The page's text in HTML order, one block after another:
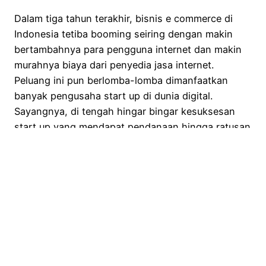
Dalam tiga tahun terakhir, bisnis e commerce di
Indonesia tetiba booming seiring dengan makin
bertambahnya para pengguna internet dan makin
murahnya biaya dari penyedia jasa internet.
Peluang ini pun berlomba-lomba dimanfaatkan
banyak pengusaha start up di dunia digital.
Sayangnya, di tengah hingar bingar kesuksesan
start up yang mendapat pendanaan hingga ratusan